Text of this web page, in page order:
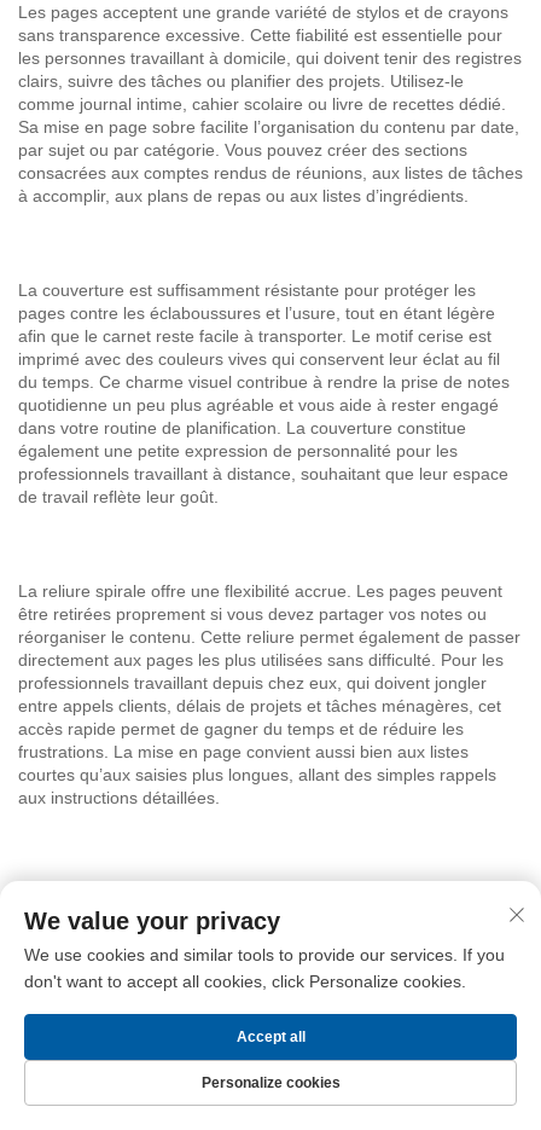
Les pages acceptent une grande variété de stylos et de crayons
sans transparence excessive. Cette fiabilité est essentielle pour
les personnes travaillant à domicile, qui doivent tenir des registres
clairs, suivre des tâches ou planifier des projets. Utilisez-le
comme journal intime, cahier scolaire ou livre de recettes dédié.
Sa mise en page sobre facilite l’organisation du contenu par date,
par sujet ou par catégorie. Vous pouvez créer des sections
consacrées aux comptes rendus de réunions, aux listes de tâches
à accomplir, aux plans de repas ou aux listes d’ingrédients.
La couverture est suffisamment résistante pour protéger les
pages contre les éclaboussures et l’usure, tout en étant légère
afin que le carnet reste facile à transporter. Le motif cerise est
imprimé avec des couleurs vives qui conservent leur éclat au fil
du temps. Ce charme visuel contribue à rendre la prise de notes
quotidienne un peu plus agréable et vous aide à rester engagé
dans votre routine de planification. La couverture constitue
également une petite expression de personnalité pour les
professionnels travaillant à distance, souhaitant que leur espace
de travail reflète leur goût.
La reliure spirale offre une flexibilité accrue. Les pages peuvent
être retirées proprement si vous devez partager vos notes ou
réorganiser le contenu. Cette reliure permet également de passer
directement aux pages les plus utilisées sans difficulté. Pour les
professionnels travaillant depuis chez eux, qui doivent jongler
entre appels clients, délais de projets et tâches ménagères, cet
accès rapide permet de gagner du temps et de réduire les
frustrations. La mise en page convient aussi bien aux listes
courtes qu’aux saisies plus longues, allant des simples rappels
aux instructions détaillées.
quotidienne. Ce carnet s'adresse aux personnes qui apprécient
des outils simples et bien conçus, capables de soutenir leur
productivité. Il convient aux étudiants, aux travailleurs
indépendants et à toute personne travaillant à distance et ayant
suivre les échéances, planifier vos repas ou consigner les
solutions ingénieuses qui vous viennent à l'esprit au cours de la
journée. L'acte libérateur d'écrire les choses permet d'organiser
ses pensées et de garder ses priorités clairement en vue.
We value your privacy
We use cookies and similar tools to provide our services. If you
don't want to accept all cookies, click Personalize cookies.
Personalize cookies
Accept all